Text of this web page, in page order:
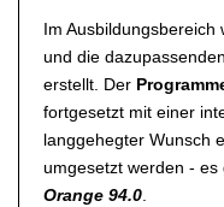
Im Ausbildungsbereich
und die
erstellt. Der
fortgesetzt mit einer
langgehegter Wunsch
umgesetzt werden - es
Orange 94.0